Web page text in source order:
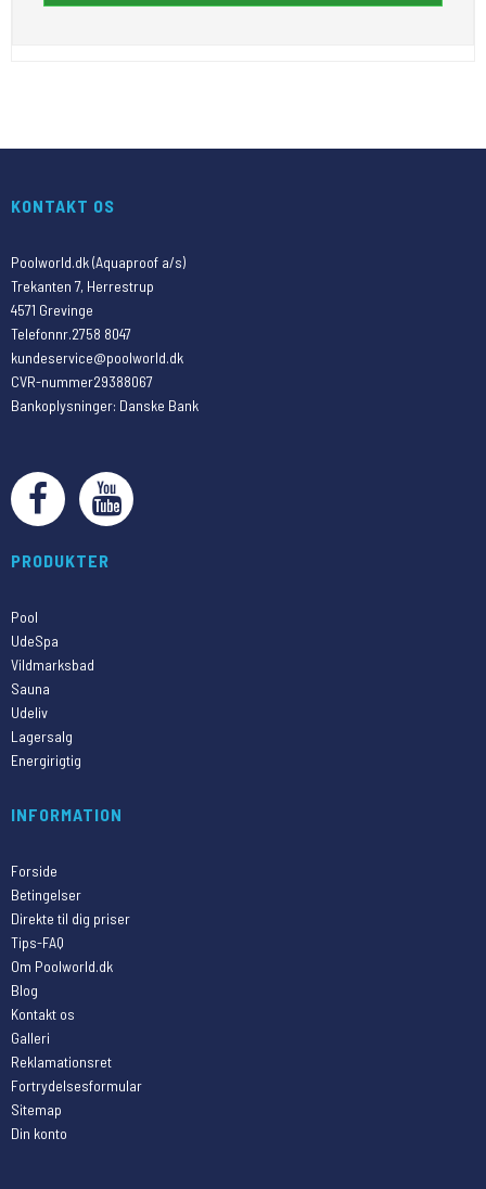
KONTAKT OS
Poolworld.dk (Aquaproof a/s)
Trekanten 7, Herrestrup
4571 Grevinge
Telefonnr.2758 8047
kundeservice@poolworld.dk
CVR-nummer29388067
Bankoplysninger: Danske Bank
PRODUKTER
Pool
UdeSpa
Vildmarksbad
Sauna
Udeliv
Lagersalg
Energirigtig
INFORMATION
Forside
Betingelser
Direkte til dig priser
Tips-FAQ
Om Poolworld.dk
Blog
Kontakt os
Galleri
Reklamationsret
Fortrydelsesformular
Sitemap
Din konto